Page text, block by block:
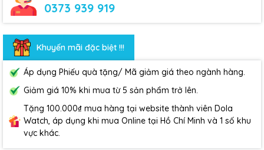
0373 939 919
Khuyến mãi đặc biệt !!!
Áp dụng Phiếu quà tặng/ Mã giảm giá theo ngành hàng.
Giảm giá 10% khi mua từ 5 sản phẩm trở lên.
Tặng 100.000₫ mua hàng tại website thành viên Dola
Watch, áp dụng khi mua Online tại Hồ Chí Minh và 1 số khu
vực khác.